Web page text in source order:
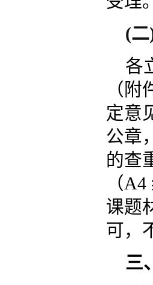
(
各
（
定意
公章
的查
（
课题
可，
三